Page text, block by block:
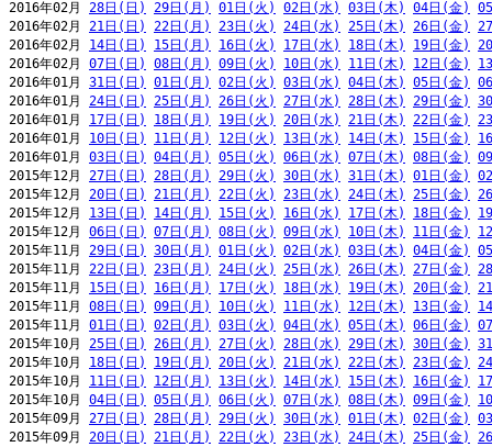
2016年02月 28日(日) 29日(月) 01日(火) 02日(水) 03日(木) 04日(金)
2016年02月 21日(日) 22日(月) 23日(火) 24日(水) 25日(木) 26日(金)
2016年02月 14日(日) 15日(月) 16日(火) 17日(水) 18日(木) 19日(金)
2016年02月 07日(日) 08日(月) 09日(火) 10日(水) 11日(木) 12日(金)
2016年01月 31日(日) 01日(月) 02日(火) 03日(水) 04日(木) 05日(金)
2016年01月 24日(日) 25日(月) 26日(火) 27日(水) 28日(木) 29日(金)
2016年01月 17日(日) 18日(月) 19日(火) 20日(水) 21日(木) 22日(金)
2016年01月 10日(日) 11日(月) 12日(火) 13日(水) 14日(木) 15日(金)
2016年01月 03日(日) 04日(月) 05日(火) 06日(水) 07日(木) 08日(金)
2015年12月 27日(日) 28日(月) 29日(火) 30日(水) 31日(木) 01日(金)
2015年12月 20日(日) 21日(月) 22日(火) 23日(水) 24日(木) 25日(金)
2015年12月 13日(日) 14日(月) 15日(火) 16日(水) 17日(木) 18日(金)
2015年12月 06日(日) 07日(月) 08日(火) 09日(水) 10日(木) 11日(金)
2015年11月 29日(日) 30日(月) 01日(火) 02日(水) 03日(木) 04日(金)
2015年11月 22日(日) 23日(月) 24日(火) 25日(水) 26日(木) 27日(金)
2015年11月 15日(日) 16日(月) 17日(火) 18日(水) 19日(木) 20日(金)
2015年11月 08日(日) 09日(月) 10日(火) 11日(水) 12日(木) 13日(金)
2015年11月 01日(日) 02日(月) 03日(火) 04日(水) 05日(木) 06日(金)
2015年10月 25日(日) 26日(月) 27日(火) 28日(水) 29日(木) 30日(金)
2015年10月 18日(日) 19日(月) 20日(火) 21日(水) 22日(木) 23日(金)
2015年10月 11日(日) 12日(月) 13日(火) 14日(水) 15日(木) 16日(金)
2015年10月 04日(日) 05日(月) 06日(火) 07日(水) 08日(木) 09日(金)
2015年09月 27日(日) 28日(月) 29日(火) 30日(水) 01日(木) 02日(金)
2015年09月 20日(日) 21日(月) 22日(火) 23日(水) 24日(木) 25日(金)